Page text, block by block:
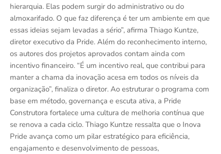
hierarquia. Elas podem surgir do administrativo ou do
almoxarifado. O que faz diferença é ter um ambiente em que
essas ideias sejam levadas a sério”, afirma Thiago Kuntze,
diretor executivo da Pride. Além do reconhecimento interno,
os autores dos projetos aprovados contam ainda com
incentivo financeiro. “É um incentivo real, que contribui para
manter a chama da inovação acesa em todos os níveis da
organização”, finaliza o diretor. Ao estruturar o programa com
base em método, governança e escuta ativa, a Pride
Construtora fortalece uma cultura de melhoria contínua que
se renova a cada ciclo. Thiago Kuntze ressalta que o Inova
Pride avança como um pilar estratégico para eficiência,
engajamento e desenvolvimento de pessoas,